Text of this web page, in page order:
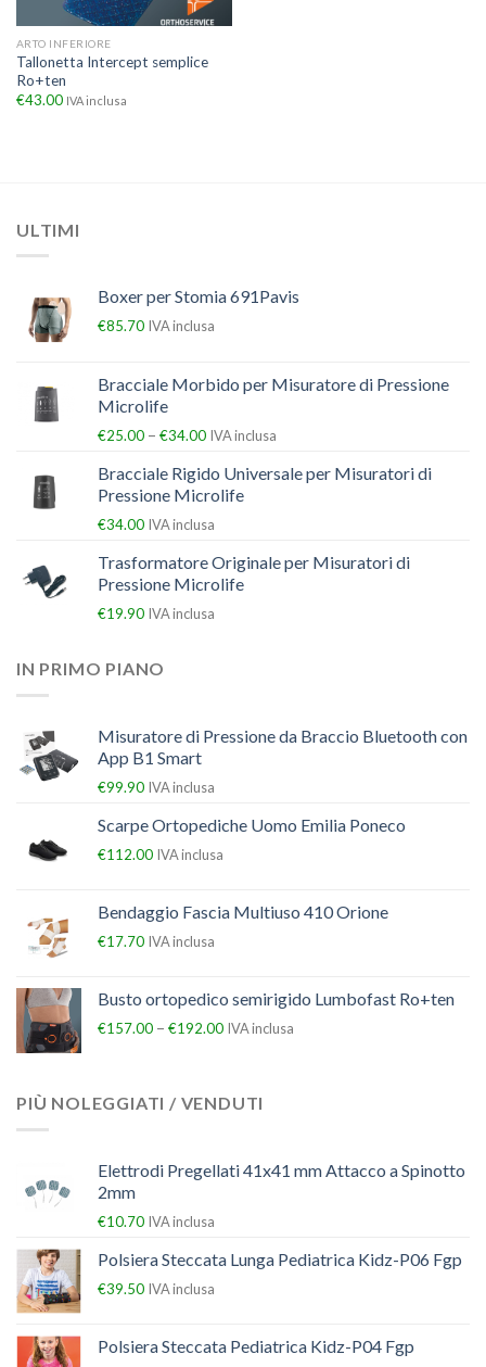
ARTO INFERIORE
Tallonetta Intercept semplice
Ro+ten
€43.00 IVA inclusa
ULTIMI
Boxer per Stomia 691Pavis
€85.70 IVA inclusa
Bracciale Morbido per Misuratore di Pressione
Microlife
€25.00 – €34.00 IVA inclusa
Bracciale Rigido Universale per Misuratori di
Pressione Microlife
€34.00 IVA inclusa
Trasformatore Originale per Misuratori di
Pressione Microlife
€19.90 IVA inclusa
IN PRIMO PIANO
Misuratore di Pressione da Braccio Bluetooth con
App B1 Smart
€99.90 IVA inclusa
Scarpe Ortopediche Uomo Emilia Poneco
€112.00 IVA inclusa
Bendaggio Fascia Multiuso 410 Orione
€17.70 IVA inclusa
Busto ortopedico semirigido Lumbofast Ro+ten
€157.00 – €192.00 IVA inclusa
PIÙ NOLEGGIATI / VENDUTI
Elettrodi Pregellati 41x41 mm Attacco a Spinotto
2mm
€10.70 IVA inclusa
Polsiera Steccata Lunga Pediatrica Kidz-P06 Fgp
€39.50 IVA inclusa
Polsiera Steccata Pediatrica Kidz-P04 Fgp